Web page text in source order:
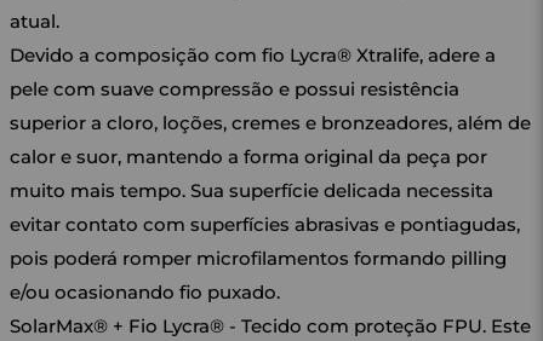
atual.
Devido a composição com fio Lycra® Xtralife, adere a
pele com suave compressão e possui resistência
superior a cloro, loções, cremes e bronzeadores, além de
calor e suor, mantendo a forma original da peça por
muito mais tempo. Sua superfície delicada necessita
evitar contato com superfícies abrasivas e pontiagudas,
pois poderá romper microfilamentos formando pilling
e/ou ocasionando fio puxado.
SolarMax® + Fio Lycra® - Tecido com proteção FPU. Este